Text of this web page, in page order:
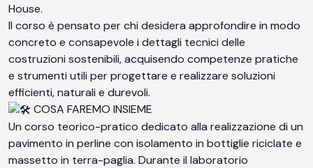
House.
Il corso è pensato per chi desidera approfondire in modo
concreto e consapevole i dettagli tecnici delle
costruzioni sostenibili, acquisendo competenze pratiche
e strumenti utili per progettare e realizzare soluzioni
efficienti, naturali e durevoli.
COSA FAREMO INSIEME
Un corso teorico-pratico dedicato alla realizzazione di un
pavimento in perline con isolamento in bottiglie riciclate e
massetto in terra-paglia. Durante il laboratorio